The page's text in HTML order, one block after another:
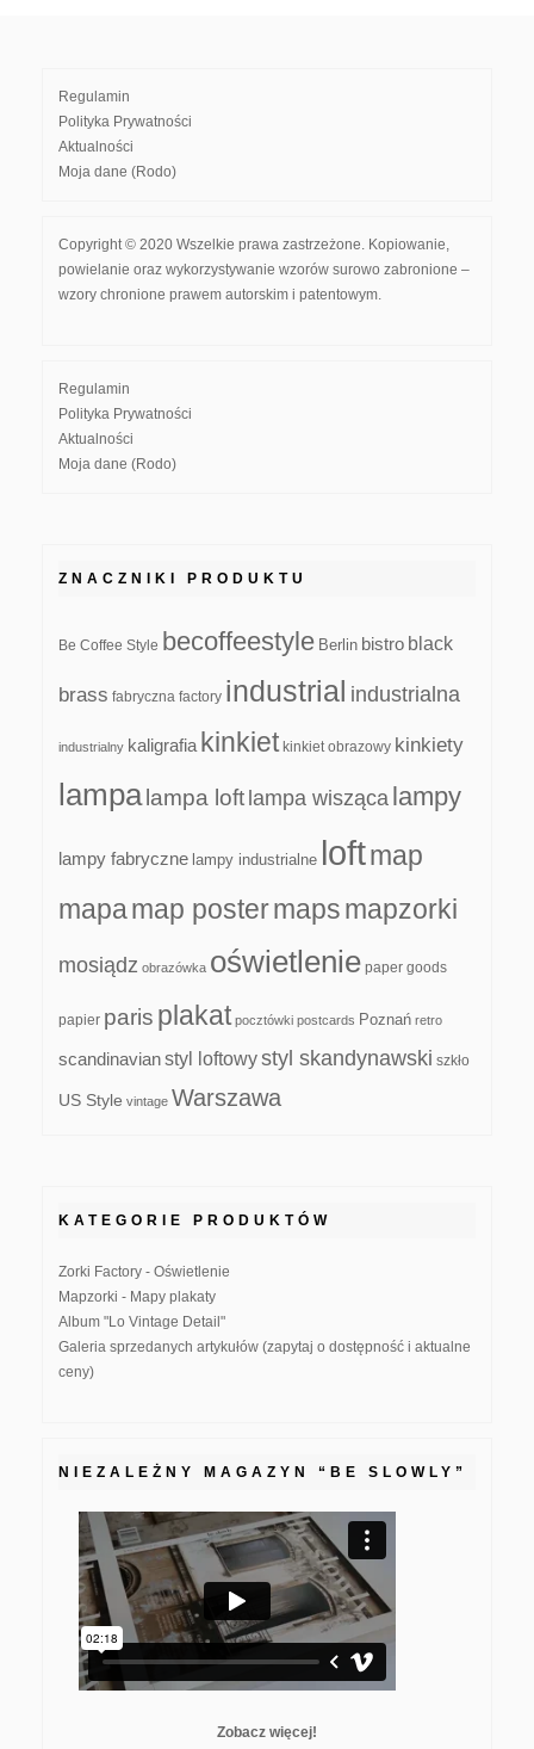
Regulamin
Polityka Prywatności
Aktualności
Moja dane (Rodo)
Copyright © 2020 Wszelkie prawa zastrzeżone. Kopiowanie,
powielanie oraz wykorzystywanie wzorów surowo zabronione –
wzory chronione prawem autorskim i patentowym.
Regulamin
Polityka Prywatności
Aktualności
Moja dane (Rodo)
ZNACZNIKI PRODUKTU
Be Coffee Style becoffeestyle Berlin bistro black
brass fabryczna factory industrial industrialna
industrialny kaligrafia kinkiet kinkiet obrazowy kinkiety
lampa lampa loft lampa wisząca lampy
lampy fabryczne lampy industrialne loftmap
mapamap postermapsmapzorki
mosiądz obrazówka oświetlenie paper goods
papier paris plakat pocztówki postcards Poznań retro
scandinavianstyl loftowystyl skandynawski szkło
US Style vintage Warszawa
KATEGORIE PRODUKTÓW
Zorki Factory - Oświetlenie
Mapzorki - Mapy plakaty
Album "Lo Vintage Detail"
Galeria sprzedanych artykułów (zapytaj o dostępność i aktualne
ceny)
NIEZALEŻNY MAGAZYN “BE SLOWLY”
Zobacz więcej!